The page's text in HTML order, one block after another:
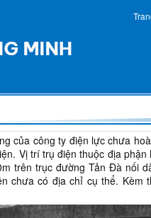
của công ty điện lực chưa
Vị trí trụ điện thuộc địa
trên trục đường Tản Đà nối
chưa có địa chỉ cụ thể. Kèm